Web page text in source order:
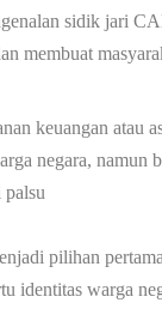
sidik jari
membuat
keuangan atau
negara, namun
pilihan
identitas warga